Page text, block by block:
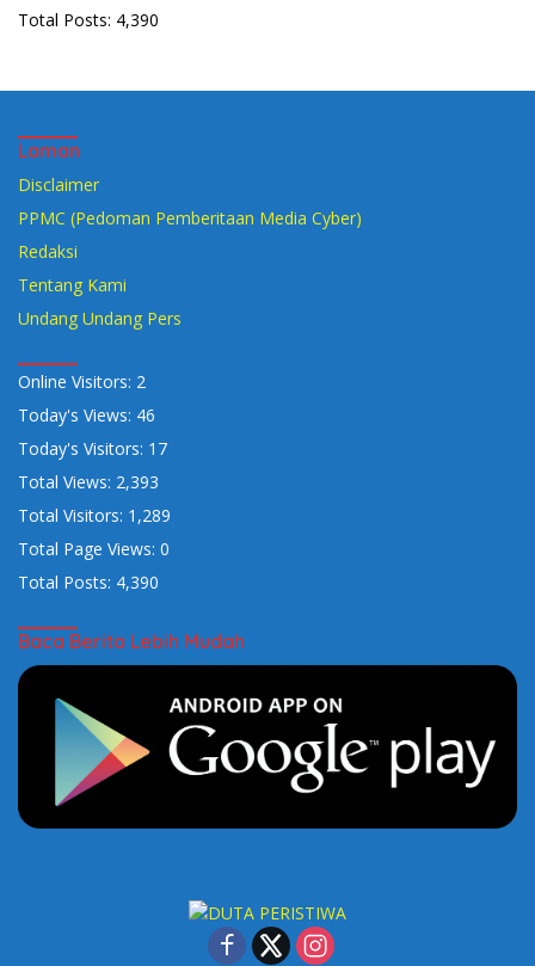
Total Posts: 4,390
Laman
Disclaimer
PPMC (Pedoman Pemberitaan Media Cyber)
Redaksi
Tentang Kami
Undang Undang Pers
Online Visitors: 2
Today's Views: 46
Today's Visitors: 17
Total Views: 2,393
Total Visitors: 1,289
Total Page Views: 0
Total Posts: 4,390
Baca Berita Lebih Mudah